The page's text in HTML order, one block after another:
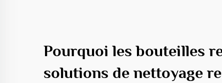
Pourquoi les bouteilles
solutions de nettoyage